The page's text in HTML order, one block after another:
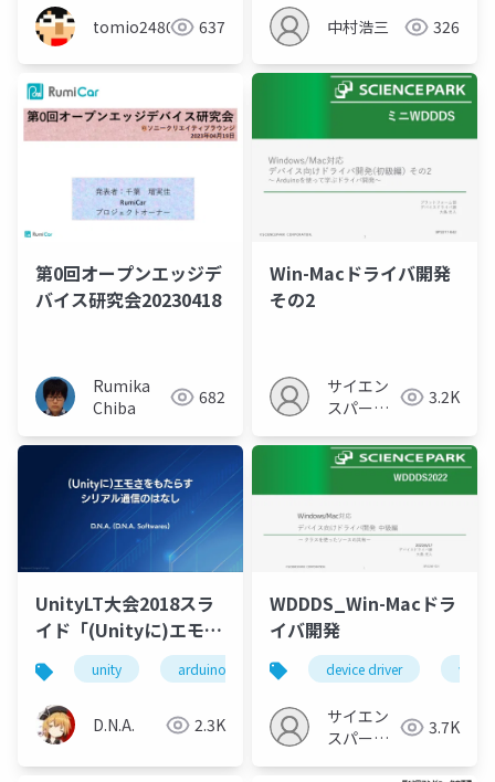
tomio2480 637 中村浩三 326
第0回オープンエッジデ
バイス研究会20230418
Rumika
Chiba
682
Win-Macドライバ開発
その2
サイエン
スパーク
3.2K
UnityLT大会2018スラ
イド「(Unityに)エモさ
をもたらす シリアル通
信のはなし」
unity arduino
D.N.A. 2.3K
WDDDS_Win-Macドラ
イバ開発
device driver
サイエン
スパーク
3.7K